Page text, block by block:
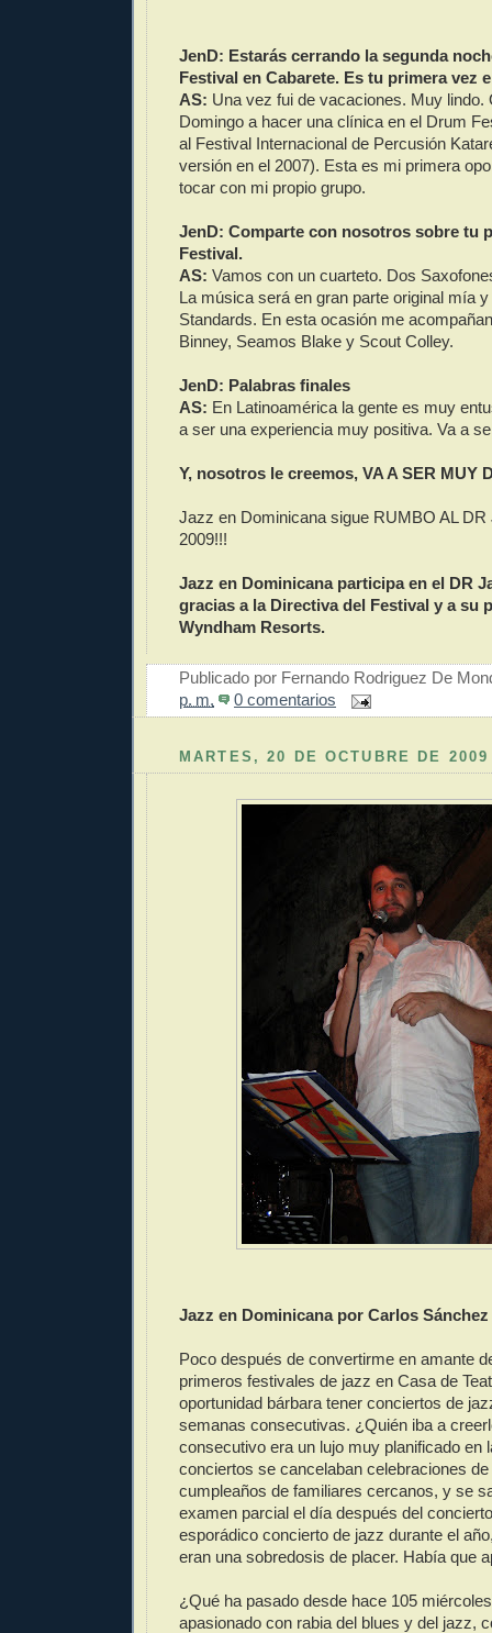
JenD: Estarás cerrando la segunda
Festival en Cabarete. Es tu primera vez
AS: Una vez fui de vacaciones. Muy lindo.
Domingo a hacer una clínica en el Drum
al Festival Internacional de Percusión
versión en el 2007). Esta es mi primera
tocar con mi propio grupo.
JenD: Comparte con nosotros sobre tu
Festival.
AS: Vamos con un cuarteto. Dos
La música será en gran parte original mía
Standards. En esta ocasión me
Binney, Seamos Blake y Scout Colley.
JenD: Palabras finales
AS: En Latinoamérica la gente es muy
a ser una experiencia muy positiva. Va a
Y, nosotros le creemos, VA A SER MUY
Jazz en Dominicana sigue RUMBO AL DR
2009!!!
Jazz en Dominicana participa en el DR
gracias a la Directiva del Festival y a su
Wyndham Resorts.
Publicado por Fernando Rodriguez De
p. m.
0 comentarios
MARTES, 20 DE OCTUBRE DE 2009
Jazz en Dominicana por Carlos Sánchez
Poco después de convertirme en amante
primeros festivales de jazz en Casa de
oportunidad bárbara tener conciertos de
semanas consecutivas. ¿Quién iba a
consecutivo era un lujo muy planificado en
conciertos se cancelaban celebraciones
cumpleaños de familiares cercanos, y se
examen parcial el día después del
esporádico concierto de jazz durante el
eran una sobredosis de placer. Había que
¿Qué ha pasado desde hace 105
apasionado con rabia del blues y del jazz,